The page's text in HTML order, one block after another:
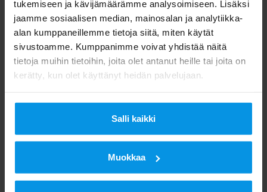
tukemiseen ja kävijämäärämme analysoimiseen. Lisäksi
jaamme sosiaalisen median, mainosalan ja analytiikka-
alan kumppaneillemme tietoja siitä, miten käytät
sivustoamme. Kumppanimme voivat yhdistää näitä
tietoja muihin tietoihin, joita olet antanut heille tai joita on
kerätty, kun olet käyttänyt heidän palvelujaan.
Salli kaikki
Muokkaa
mökillä, tien pääll ja vesilläkin.
Vinkkejä katseluun löydät
nettisivuiltamme.